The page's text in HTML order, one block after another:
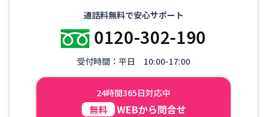
通話料無料で安心サポート
0120-302-190
受付時間：平日 10:00-17:00
24時間365日対応中
無料 WEBから問合せ